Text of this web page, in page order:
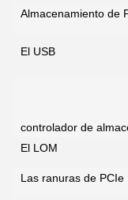
Almacenamiento de
El USB
controlador de
El LOM
Las ranuras de PCIe